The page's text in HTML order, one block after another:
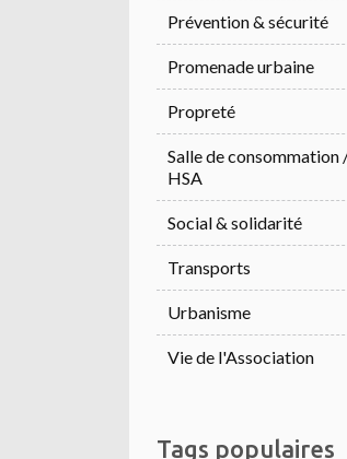
Prévention & sécurité
Promenade urbaine
Propreté
Salle de consommation
HSA
Social & solidarité
Transports
Urbanisme
Vie de l'Association
Tags populaires